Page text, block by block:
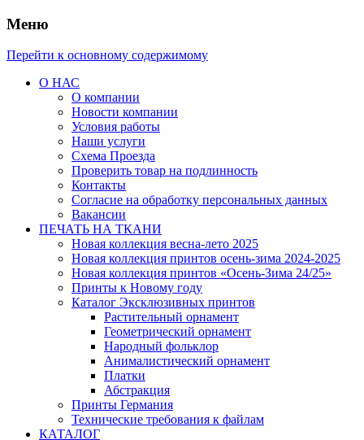
Меню
Перейти к основному содержимому
О НАС
О компании
Новости компании
Условия работы
Наши услуги
Схема Проезда
Проверить товар на подлинность
Контакты
Согласие на обработку персональных данных
Вакансии
ПЕЧАТЬ НА ТКАНИ
Новая коллекция весна-лето 2025
Новая коллекция принтов осень-зима 2024-2025
Новая коллекция принтов «Осень-Зима 24/25»
Принты к Новому году
Каталог Эксклюзивных принтов
Растительный орнамент
Геометрический орнамент
Народный фольклор
Анималистический орнамент
Платки
Абстракция
Принты Германия
Технические требования к файлам
КАТАЛОГ